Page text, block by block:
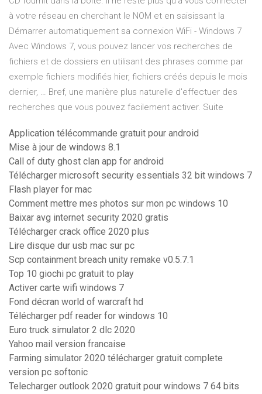
à votre réseau en cherchant le NOM et en saisissant la
Démarrer automatiquement sa connexion WiFi - Windows 7
Avec Windows 7, vous pouvez lancer vos recherches de
fichiers et de dossiers en utilisant des phrases comme par
exemple fichiers modifiés hier, fichiers créés depuis le mois
dernier, … Bref, une manière plus naturelle d'effectuer des
recherches que vous pouvez facilement activer. Suite
Application télécommande gratuit pour android
Mise à jour de windows 8.1
Call of duty ghost clan app for android
Télécharger microsoft security essentials 32 bit windows 7
Flash player for mac
Comment mettre mes photos sur mon pc windows 10
Baixar avg internet security 2020 gratis
Télécharger crack office 2020 plus
Lire disque dur usb mac sur pc
Scp containment breach unity remake v0.5.7.1
Top 10 giochi pc gratuit to play
Activer carte wifi windows 7
Fond décran world of warcraft hd
Télécharger pdf reader for windows 10
Euro truck simulator 2 dlc 2020
Yahoo mail version francaise
Farming simulator 2020 télécharger gratuit complete
version pc softonic
Telecharger outlook 2020 gratuit pour windows 7 64 bits